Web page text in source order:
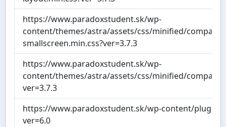
https://www.paradoxstudent.sk/wp-
content/themes/astra/assets/css/minified/
smallscreen.min.css?ver=3.7.3
https://www.paradoxstudent.sk/wp-
content/themes/astra/assets/css/minified/
ver=3.7.3
https://www.paradoxstudent.sk/wp-content/
ver=6.0